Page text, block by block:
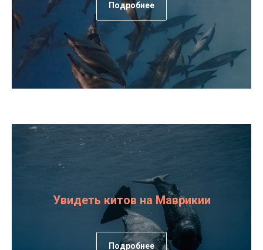
Подробнее
Увидеть китов на Маврикии
Подробнее